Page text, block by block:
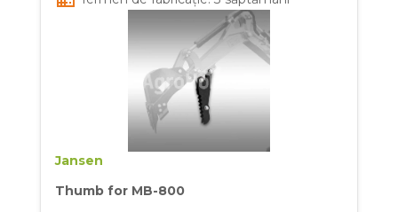
Jansen
Thumb for MB-800